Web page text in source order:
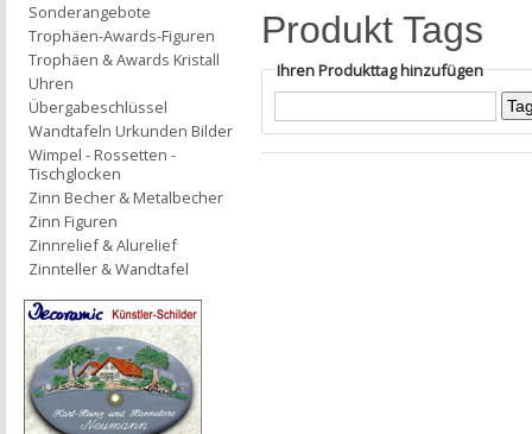
Produkt Tags
Ihren Produkttag hinzufügen
Sonderangebote
Trophäen-Awards-Figuren
Trophäen & Awards Kristall
Uhren
Übergabeschlüssel
Wandtafeln Urkunden Bilder
Wimpel - Rossetten -
Tischglocken
Zinn Becher & Metalbecher
Zinn Figuren
Zinnrelief & Alurelief
Zinnteller & Wandtafel